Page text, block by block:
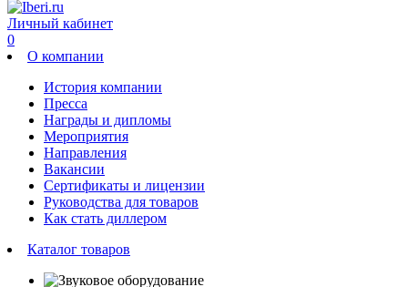
Личный кабинет
0
О компании
История компании
Пресса
Награды и дипломы
Мероприятия
Направления
Вакансии
Сертификаты и лицензии
Руководства для товаров
Как стать диллером
Каталог товаров